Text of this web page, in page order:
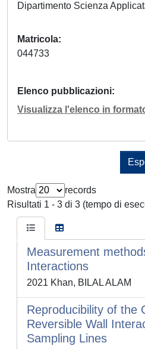
Dipartimento Scienza
Matricola
044733
Elenco pubblicazioni
Visualizza l'elenco in
Mostra
records
Risultati 1 - 3 di 3 (tempo di
Measurement
Interactions
2021 Khan, BILAL ALAM
Reproducibility of the
Reversible Wall
Sampling Lines